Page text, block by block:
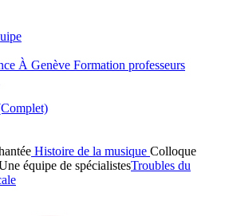
À Genève Formation professeurs
Histoire de la musique Colloque
équipe de spécialistesTroubles du